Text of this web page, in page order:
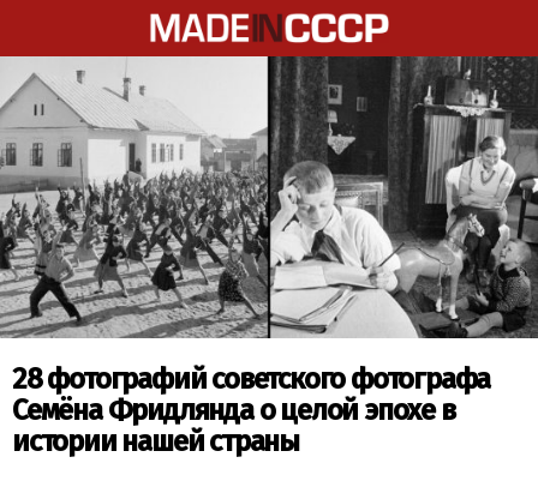
28 фотографий советского фотографа
Семёна Фридлянда о целой эпохе в
истории нашей страны